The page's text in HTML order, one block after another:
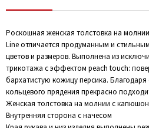
Роскошная женская толстовка на
Line отличается продуманным и
цветов и размеров. Выполнена из
трикотажа с эффектом peach touch:
бархатистую кожицу персика. Благодаря
кольцевого прядения прекрасно
Женская толстовка на молнии с
Внутренняя сторона с начесом